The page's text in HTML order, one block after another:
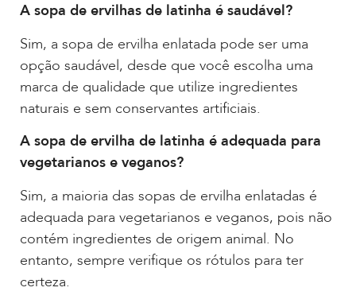
A sopa de ervilhas de latinha é saudável?
Sim, a sopa de ervilha enlatada pode ser uma
opção saudável, desde que você escolha uma
marca de qualidade que utilize ingredientes
naturais e sem conservantes artificiais.
A sopa de ervilha de latinha é adequada para
vegetarianos e veganos?
Sim, a maioria das sopas de ervilha enlatadas é
adequada para vegetarianos e veganos, pois não
contém ingredientes de origem animal. No
entanto, sempre verifique os rótulos para ter
certeza.